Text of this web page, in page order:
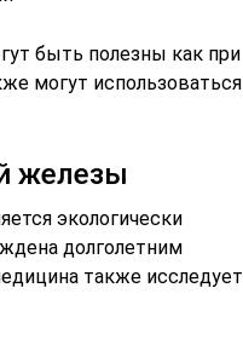
быть полезны как при
могут использоваться
железы
экологически
долголетним
также исследует